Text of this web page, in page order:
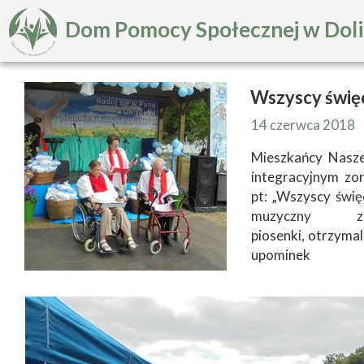
Dom Pomocy Społecznej w
14 czerwca 2018
Mieszkańcy
integracyjnym
pt: „Wszyscy
muzyczny
piosenki,
upominek
Wszyscy